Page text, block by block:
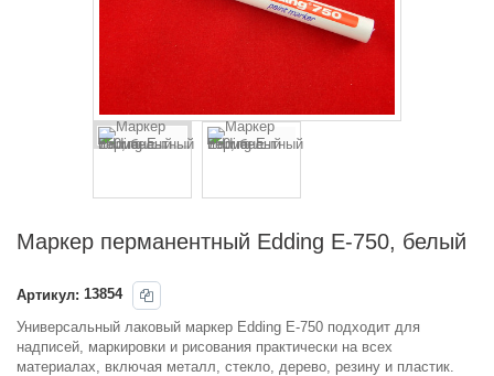
Маркер перманентный Edding E-750, белый
Артикул: 13854
Универсальный лаковый маркер Edding E-750 подходит для
надписей, маркировки и рисования практически на всех
материалах, включая металл, стекло, дерево, резину и пластик.